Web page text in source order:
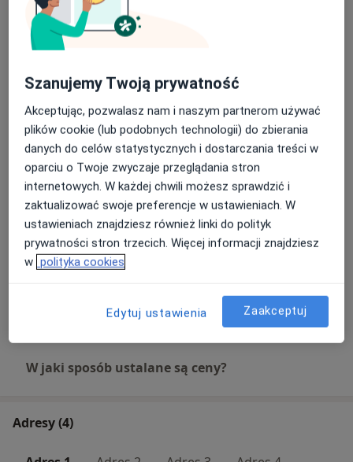
Konsultacja urologiczna
Od 125 zł Szczegóły
Konsultacja urologiczna + USG
205 zł Szczegóły
USG
Szczegóły
USG jąder
Szczegóły
USG prostaty
W jaki sposób ustalane są ceny?
Adresy (4)
Szanujemy Twoją prywatność
Akceptując, pozwalasz nam i naszym partnerom używać
plików cookie (lub podobnych technologii) do zbierania
danych do celów statystycznych i dostarczania treści w
oparciu o Twoje zwyczaje przeglądania stron
internetowych. W każdej chwili możesz sprawdzić i
zaktualizować swoje preferencje w ustawieniach. W
ustawieniach znajdziesz również linki do polityk
prywatności stron trzecich. Więcej informacji znajdziesz
w polityka cookies
Edytuj ustawienia Zaakceptuj